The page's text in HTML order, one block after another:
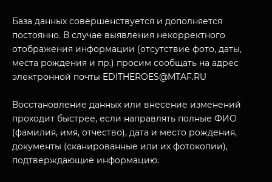
МУЗЕЙНЫЙ КОМПЛЕКС
ПОСЕТИТЕЛЯМ
О НАС
База данных совершенствуется и дополняется
постоянно. В случае выявления некорректного
отображения информации (отсутствие фото, даты,
места рождения и пр.) просим сообщать на адрес
электронной почты EDITHEROES@MTAF.RU
Восстановление данных или внесение изменений
проходит быстрее, если направлять полные ФИО
(фамилия, имя, отчество), дата и место рождения,
документы (сканированные или их фотокопии),
подтверждающие информацию.